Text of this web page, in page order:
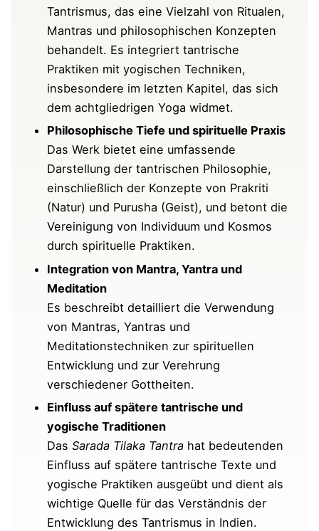
Kapitel 25 Vers 26. Die Definition von
Meditation
Kapitel 25 Vers 27. Identität des
individuellen und höchsten Selbst
Philosophische Kernthemen: Tantra trifft
Yoga
Bezüge zur Yogaphilosophie
Praktische Inspiration für deinen Alltag
Kritische Reflexion und Einordnung
Interessantes zur Sarada Tilaka Tantra zum
Schluss
Fazit
Quellen
Welten
Tantrismus, das eine Vielzahl von Ritualen,
Mantras und philosophischen Konzepten
behandelt. Es integriert tantrische
Praktiken mit yogischen Techniken,
insbesondere im letzten Kapitel, das sich
dem achtgliedrigen Yoga widmet.
Philosophische Tiefe und spirituelle Praxis
Das Werk bietet eine umfassende
Darstellung der tantrischen Philosophie,
einschließlich der Konzepte von Prakriti
(Natur) und Purusha (Geist), und betont die
Vereinigung von Individuum und Kosmos
durch spirituelle Praktiken.
Integration von Mantra, Yantra und
Meditation
Es beschreibt detailliert die Verwendung
von Mantras, Yantras und
Meditationstechniken zur spirituellen
Entwicklung und zur Verehrung
verschiedener Gottheiten.
Einfluss auf spätere tantrische und
yogische Traditionen
DasSarada Tilaka Tantra hat bedeutenden
Einfluss auf spätere tantrische Texte und
yogische Praktiken ausgeübt und dient als
wichtige Quelle für das Verständnis der
Entwicklung des Tantrismus in Indien.